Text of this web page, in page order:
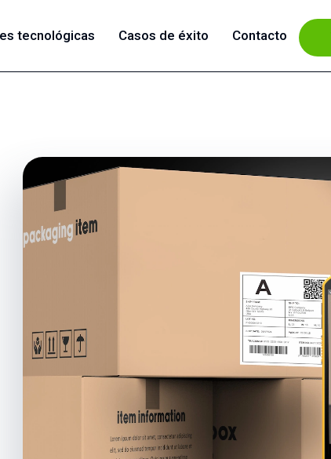
tecnológicas Casos de éxito Contacto